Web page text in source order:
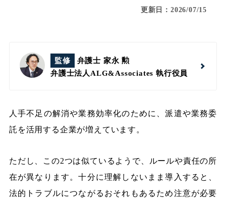
更新日：2026/07/15
監修
弁護士 家永 勲
弁護士法人ALG&Associates 執行役員
人手不足の解消や業務効率化のために、派遣や業務委
託を活用する企業が増えています。
ただし、この2つは似ているようで、ルールや責任の所
在が異なります。十分に理解しないまま導入すると、
法的トラブルにつながるおそれもあるため注意が必要